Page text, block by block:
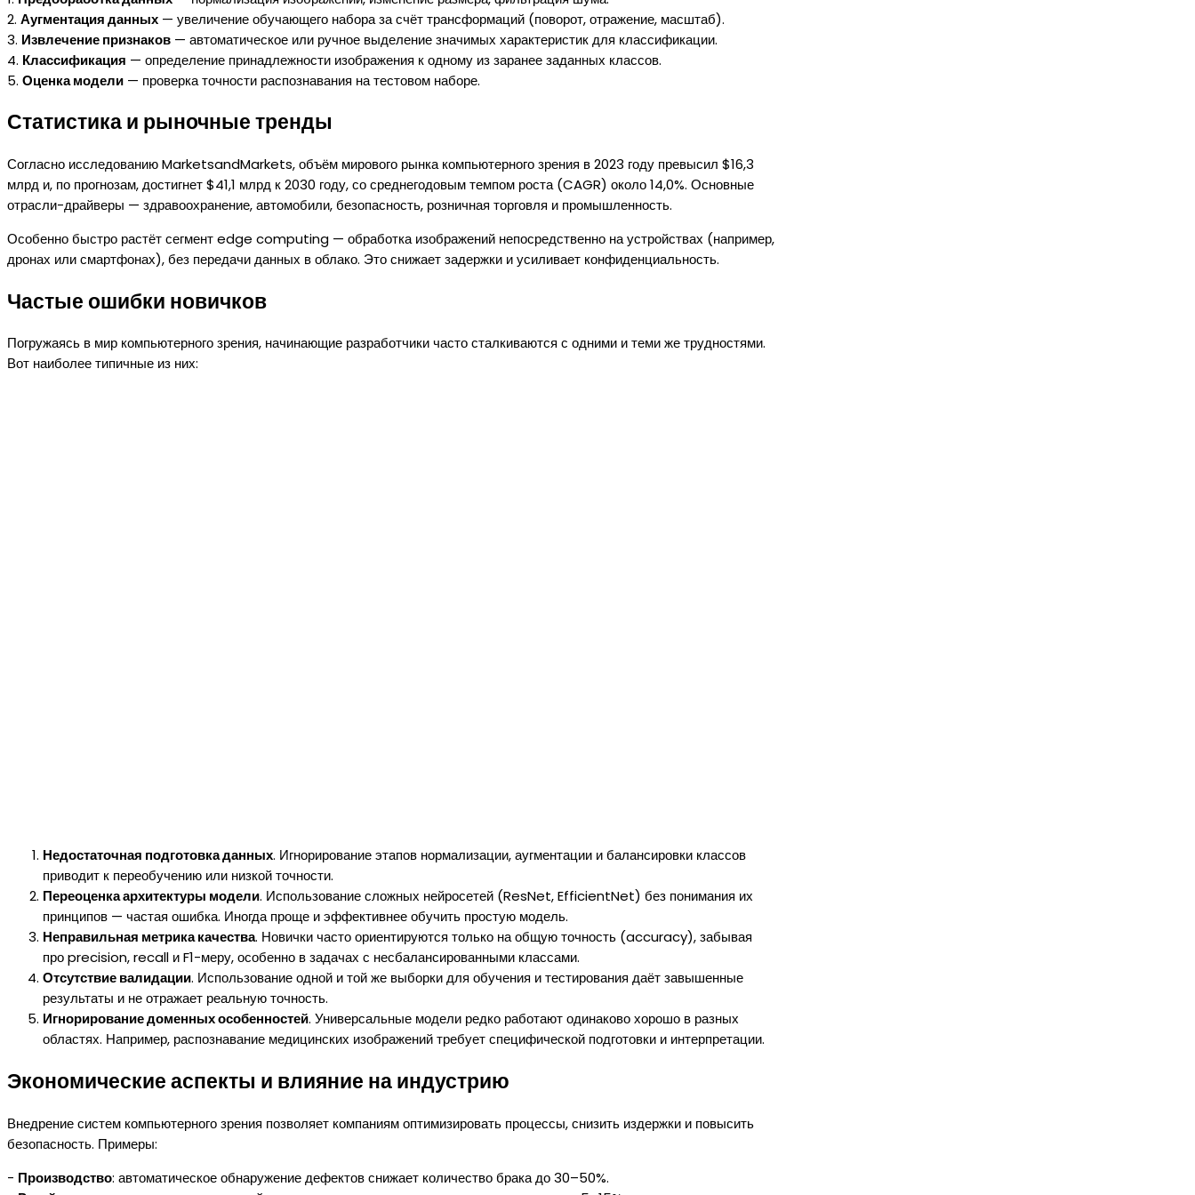
2. Аугментация данных — увеличение обучающего набора за счёт трансформаций (поворот, отражение, масштаб).
3. Извлечение признаков — автоматическое или ручное выделение значимых характеристик для классификации.
4. Классификация — определение принадлежности изображения к одному из заранее заданных классов.
5. Оценка модели — проверка точности распознавания на тестовом наборе.
Статистика и рыночные тренды
Согласно исследованию MarketsandMarkets, объём мирового рынка компьютерного зрения в 2023 году превысил $16,3
млрд и, по прогнозам, достигнет $41,1 млрд к 2030 году, со среднегодовым темпом роста (CAGR) около 14,0%. Основные
отрасли-драйверы — здравоохранение, автомобили, безопасность, розничная торговля и промышленность.
Особенно быстро растёт сегмент edge computing — обработка изображений непосредственно на устройствах (например,
дронах или смартфонах), без передачи данных в облако. Это снижает задержки и усиливает конфиденциальность.
Частые ошибки новичков
Погружаясь в мир компьютерного зрения, начинающие разработчики часто сталкиваются с одними и теми же трудностями.
Вот наиболее типичные из них:
Недостаточная подготовка данных. Игнорирование этапов нормализации, аугментации и балансировки классов
приводит к переобучению или низкой точности.
Переоценка архитектуры модели. Использование сложных нейросетей (ResNet, EfficientNet) без понимания их
принципов — частая ошибка. Иногда проще и эффективнее обучить простую модель.
Неправильная метрика качества. Новички часто ориентируются только на общую точность (accuracy), забывая
про precision, recall и F1-меру, особенно в задачах с несбалансированными классами.
Отсутствие валидации. Использование одной и той же выборки для обучения и тестирования даёт завышенные
результаты и не отражает реальную точность.
Игнорирование доменных особенностей. Универсальные модели редко работают одинаково хорошо в разных
областях. Например, распознавание медицинских изображений требует специфической подготовки и интерпретации.
Экономические аспекты и влияние на индустрию
Внедрение систем компьютерного зрения позволяет компаниям оптимизировать процессы, снизить издержки и повысить
безопасность. Примеры:
- Производство: автоматическое обнаружение дефектов снижает количество брака до 30–50%.